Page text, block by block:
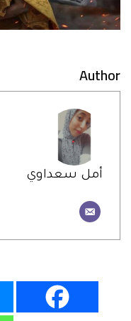
Author
أمل سعداوي